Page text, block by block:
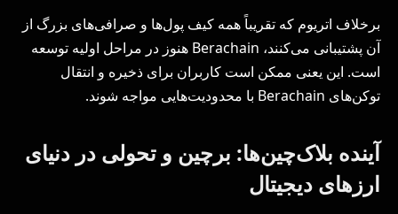
برخلاف اتریوم که تقریباً همه کیف پول‌ها و صرافی‌های بزرگ از
آن پشتیبانی می‌کنند، Berachain هنوز در مراحل اولیه توسعه
است. این یعنی ممکن است کاربران برای ذخیره و انتقال
توکن‌های Berachain با محدودیت‌هایی مواجه شوند.
آینده بلاک‌چین‌ها: برچین و تحولی در دنیای
ارزهای دیجیتال